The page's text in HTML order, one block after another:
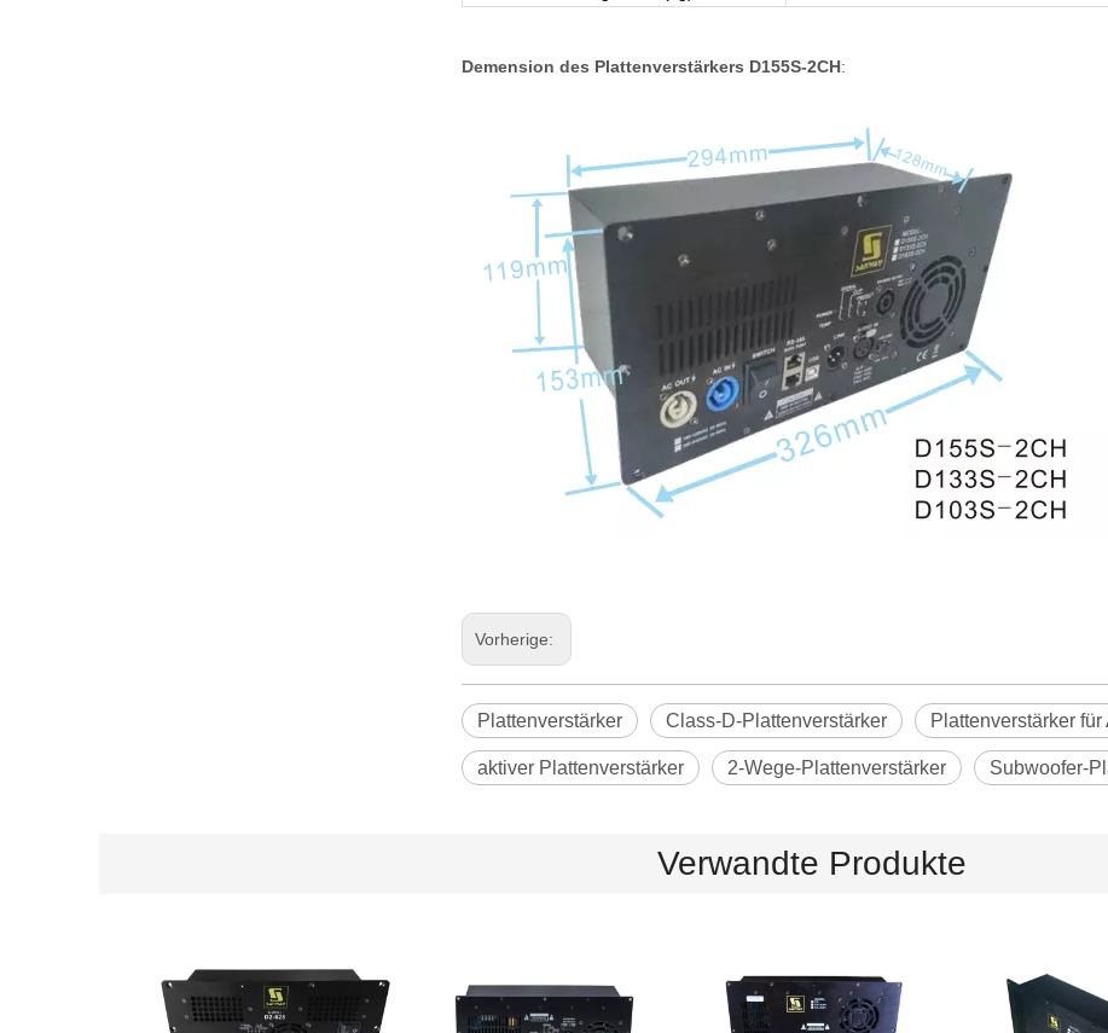
Demension des Plattenverstärkers D155S-2CH:
Vorherige:
Plattenverstärker Class-D-Plattenverstärker Plattenverstärker
aktiver Plattenverstärker 2-Wege-Plattenverstärker Subwoofer-
Verwandte Produkte